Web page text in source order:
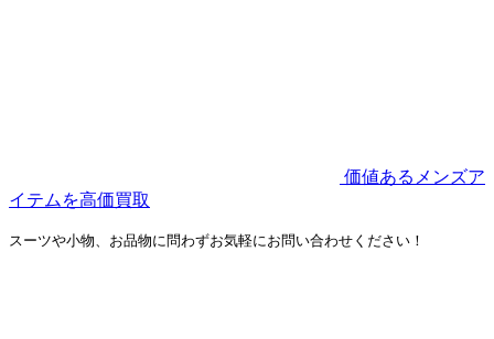
価値あるメンズア
イテムを高価買取
スーツや小物、お品物に問わずお気軽にお問い合わせください！